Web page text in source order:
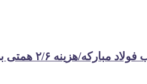
۶ همتی برای تبلیغات در سال گذشته